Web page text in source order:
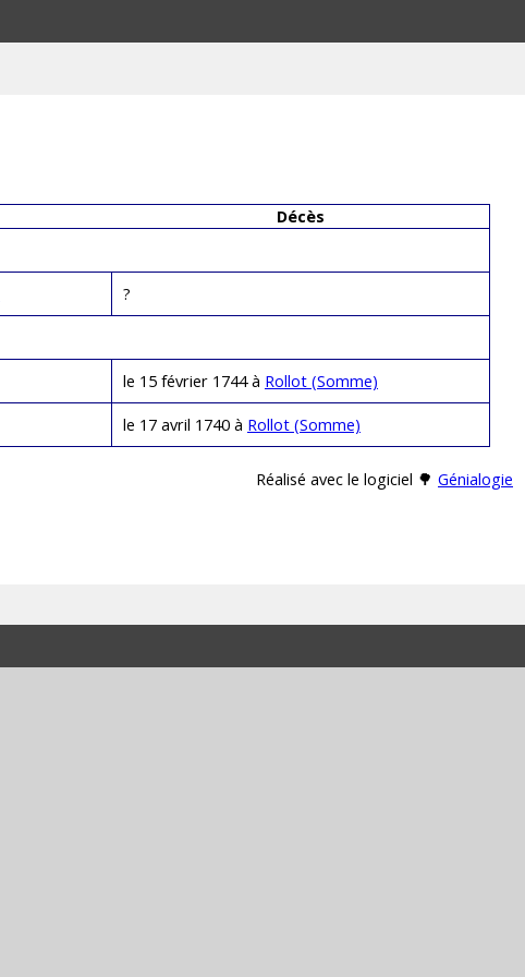
Décès
?
le 15 février 1744 à Rollot (Somme)
le 17 avril 1740 à Rollot (Somme)
Réalisé avec le logiciel 🌳 Génialogie